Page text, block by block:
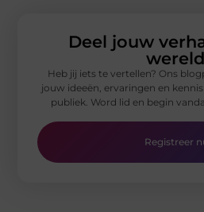
Deel jouw
Heb jij iets te vertellen? Ons
jouw ideeën, ervaringen en
publiek. Word lid en begin
Registreer